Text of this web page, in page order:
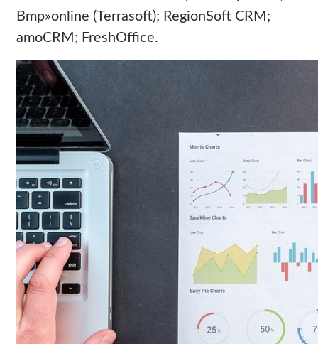
Bmp»online (Terrasoft); RegionSoft CRM;
amoCRM; FreshOffice.